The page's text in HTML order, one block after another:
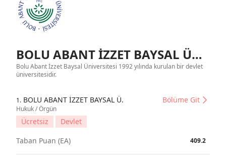
BOLU ABANT İZZET BAYSAL ÜNİVERSİTESİ Tanıtım
Bolu Abant İzzet Baysal Üniversitesi 1992 yılında kurulan bir devlet
üniversitesidir.
1. BOLU ABANT İZZET BAYSAL Ü.
Hukuk / Örgün
Bölüme Git
Ücretsiz
Devlet
Taban Puan (EA)
409.2